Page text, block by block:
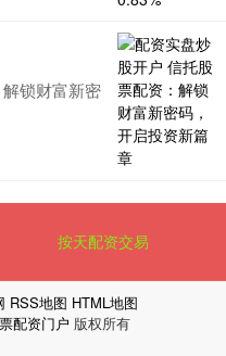
锁财富新密
按天配资交易
RSS地图 HTML地图
配资门户 版权所有